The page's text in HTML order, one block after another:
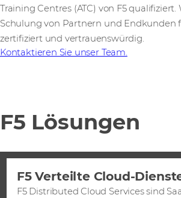
Training Centres (ATC) von F5
Schulung von Partnern und Endkunden
zertifiziert und vertrauenswürdig.
Kontaktieren Sie unser Team.
F5 Lösungen
F5 Verteilte Cloud-
F5 Distributed Cloud Services sind